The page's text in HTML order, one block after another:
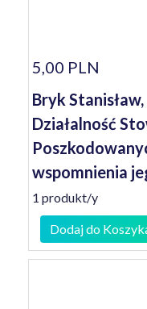
5,00 PLN
Bryk
Działalność
wspomnienia
1 produkt/y
Dodaj do